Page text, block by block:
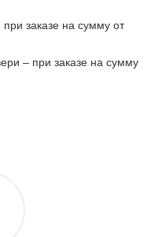
заказе на сумму от
– при заказе на сумму